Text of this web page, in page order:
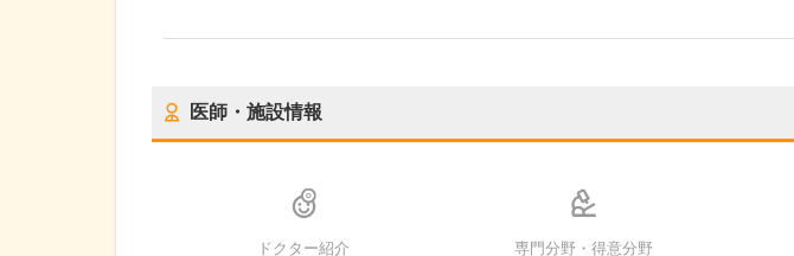
医師・施設情報
ドクター紹介 専門分野・得意分野